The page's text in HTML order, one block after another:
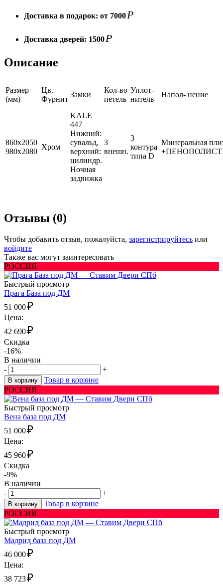
Доставка в подарок: от 7000Р
Доставка дверей: 1500Р
Описание
Размер
(мм)
Цв.
Фурнит
Замки
Кол-во
петель
Уплот-
нитель
Напол- нение
860х2050
980х2080
Хром
KALE
447
Нижний:
сувальд,
верхний:
цилиндр.
Ночная
задвижка
3
внешн.
3
контура
типа D
Минеральная
Отзывы (0)
Чтобы добавить отзыв, пожалуйста, зарегистрируйтесь или
войдите
Также вас могут заинтересовать
РОССИЯ
Быстрый просмотр
Прага База под ДМ
51 000₽
Цена:
42 690₽
Скидка
-16%
В наличии
-
+
В корзину
Товар в корзине
РОССИЯ
Быстрый просмотр
Вена база под ДМ
51 000₽
Цена:
45 960₽
Скидка
-9%
В наличии
-
+
В корзину
Товар в корзине
РОССИЯ
Быстрый просмотр
Мадрид база под ДМ
46 000₽
Цена:
38 723₽